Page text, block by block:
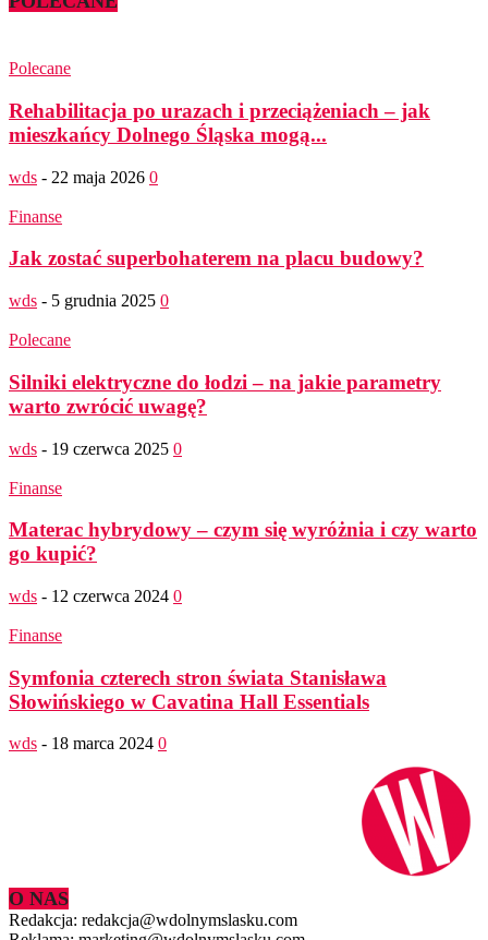
Polecane
Rehabilitacja po urazach i przeciążeniach – jak
mieszkańcy Dolnego Śląska mogą...
wds - 22 maja 2026 0
Finanse
Jak zostać superbohaterem na placu budowy?
wds - 5 grudnia 2025 0
Polecane
Silniki elektryczne do łodzi – na jakie parametry
warto zwrócić uwagę?
wds - 19 czerwca 2025 0
Finanse
Materac hybrydowy – czym się wyróżnia i czy warto
go kupić?
wds - 12 czerwca 2024 0
Finanse
Symfonia czterech stron świata Stanisława
Słowińskiego w Cavatina Hall Essentials
wds - 18 marca 2024 0
O NAS
Redakcja: redakcja@wdolnymslasku.com